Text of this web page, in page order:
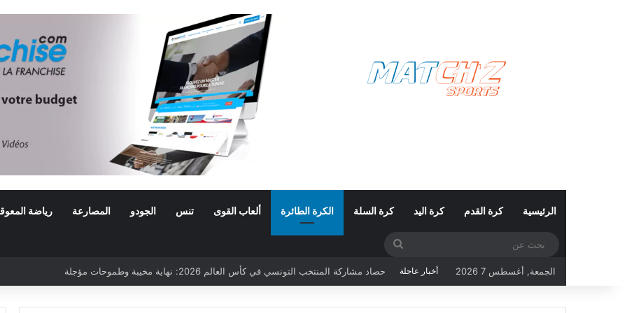
الرئيسية كرة القدم كرة اليد كرة السلة الكرة الطائرة ألعاب القوى تنس الجودو المصارعة رياضة
عن
الجمعة, أغسطس 7 2026 أخبار عاجلة
كأس العالم 2026: تونس تبحث عن حفظ ماء الوجه أمام هولندا